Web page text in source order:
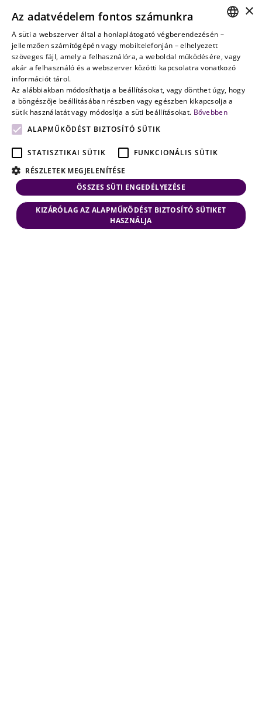
amikor a jövő
nem a
véletlenen
múlik
HUNGARIAN
ENGLISH
×
Az adatvédelem fontos számunkra
A süti a webszerver által a honlaplátogató végberendezésén –
jellemzően számítógépén vagy mobiltelefonján – elhelyezett
szöveges fájl, amely a felhasználóra, a weboldal működésére, vagy
akár a felhasználó és a webszerver közötti kapcsolatra vonatkozó
információt tárol.
Az alábbiakban módosíthatja a beállításokat, vagy dönthet úgy, hogy
a böngészője beállításában részben vagy egészben kikapcsolja a
sütik használatát vagy módosítja a süti beállításokat. Bővebben
ALAPMŰKÖDÉST BIZTOSÍTÓ SÜTIK
STATISZTIKAI SÜTIK
FUNKCIONÁLIS SÜTIK
RÉSZLETEK MEGJELENÍTÉSE
ÖSSZES SÜTI ENGEDÉLYEZÉSE
KIZÁRÓLAG AZ ALAPMŰKÖDÉST BIZTOSÍTÓ SÜTIKET
HASZNÁLJA